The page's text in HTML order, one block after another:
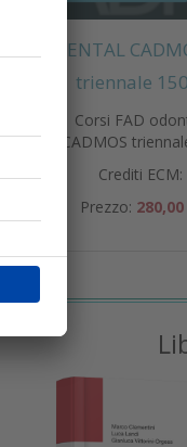
DENTAL
triennale
Corsi FAD
CADMOS
Crediti ECM:
Prezzo: